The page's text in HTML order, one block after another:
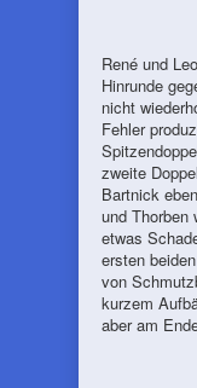
René und
Hinrunde
nicht
Fehler
zweite
Bartnick
und Thorben
etwas
ersten
von
kurzem
aber am